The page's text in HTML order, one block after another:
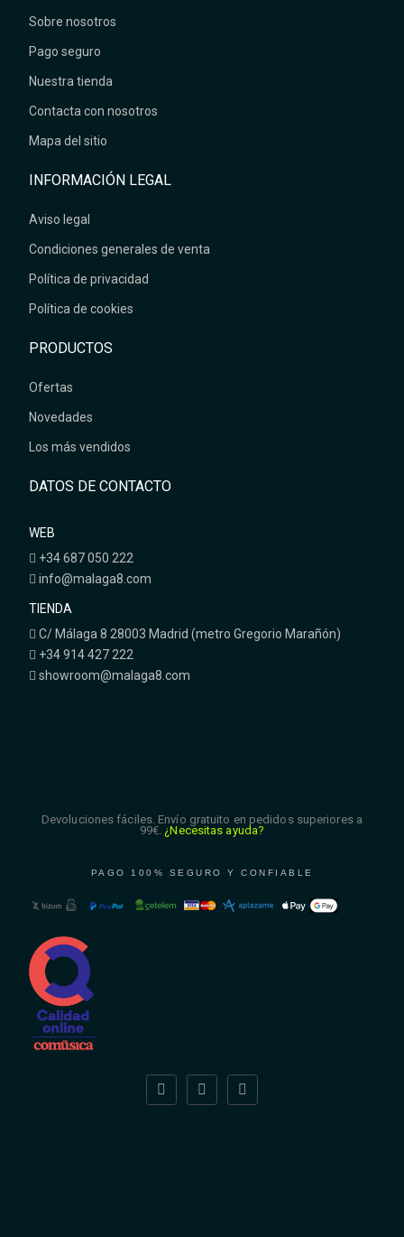
Sobre nosotros
Pago seguro
Nuestra tienda
Contacta con nosotros
Mapa del sitio
INFORMACIÓN LEGAL
Aviso legal
Condiciones generales de venta
Política de privacidad
Política de cookies
PRODUCTOS
Ofertas
Novedades
Los más vendidos
DATOS DE CONTACTO
WEB
+34 687 050 222
info@malaga8.com
TIENDA
C/ Málaga 8 28003 Madrid (metro Gregorio Marañón)
+34 914 427 222
showroom@malaga8.com
Devoluciones fáciles. Envío gratuito en pedidos superiores a
99€. ¿Necesitas ayuda?
PAGO 100% SEGURO Y CONFIABLE